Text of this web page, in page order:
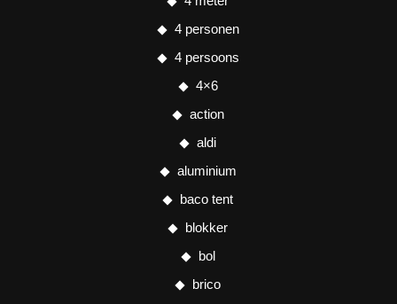
4 personen
4 persoons
4×6
action
aldi
aluminium
baco tent
blokker
bol
brico